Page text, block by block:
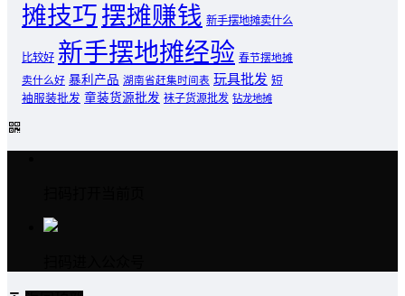
摊技巧摆摊赚钱 新手摆地摊卖什么
比较好 新手摆地摊经验 春节摆地摊
卖什么好 暴利产品 湖南省赶集时间表 玩具批发 短
袖服装批发 童装货源批发 袜子货源批发 钻龙地摊